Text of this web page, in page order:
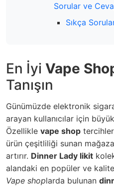
Sorular ve
Sıkça
En İyi Vape
Tanışın
Günümüzde elektronik
arayan kullanıcılar için
Özellikle vape shop
ürün çeşitliliği sunan
artırır. Dinner Lady likit
alandaki en popüler ve
Vape shoplarda bulunan